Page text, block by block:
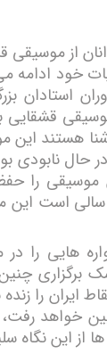
از
خود ادامه
استادان
قشقایی
هستند این
حال نابودی
موسیقی را
موسیقی از بین برود و
هایی را
شک برگزاری
را زنده
خواهد
از این نگاه